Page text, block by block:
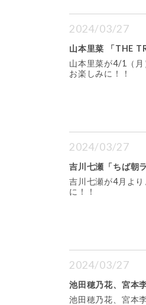
2024/03/27
山本里菜 「THE
山本里菜が4/1（
お楽しみに！！
2024/03/27
吉川七瀬「ちば朝
吉川七瀬が4月よ
に！！
2024/03/27
池田穂乃花、宮本
池田穂乃花、宮本